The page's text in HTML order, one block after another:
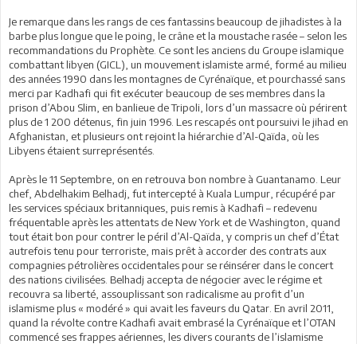
Je remarque dans les rangs de ces fantassins beaucoup de jihadistes à la
barbe plus longue que le poing, le crâne et la moustache rasée – selon les
recommandations du Prophète. Ce sont les anciens du Groupe islamique
combattant libyen (GICL), un mouvement islamiste armé, formé au milieu
des années 1990 dans les montagnes de Cyrénaïque, et pourchassé sans
merci par Kadhafi qui fit exécuter beaucoup de ses membres dans la
prison d’Abou Slim, en banlieue de Tripoli, lors d’un massacre où périrent
plus de 1 200 détenus, fin juin 1996. Les rescapés ont poursuivi le jihad en
Afghanistan, et plusieurs ont rejoint la hiérarchie d’Al-Qaïda, où les
Libyens étaient surreprésentés.
Après le 11 Septembre, on en retrouva bon nombre à Guantanamo. Leur
chef, Abdelhakim Belhadj, fut intercepté à Kuala Lumpur, récupéré par
les services spéciaux britanniques, puis remis à Kadhafi – redevenu
fréquentable après les attentats de New York et de Washington, quand
tout était bon pour contrer le péril d’Al-Qaïda, y compris un chef d’État
autrefois tenu pour terroriste, mais prêt à accorder des contrats aux
compagnies pétrolières occidentales pour se réinsérer dans le concert
des nations civilisées. Belhadj accepta de négocier avec le régime et
recouvra sa liberté, assouplissant son radicalisme au profit d’un
islamisme plus « modéré » qui avait les faveurs du Qatar. En avril 2011,
quand la révolte contre Kadhafi avait embrasé la Cyrénaïque et l’OTAN
commencé ses frappes aériennes, les divers courants de l’islamisme